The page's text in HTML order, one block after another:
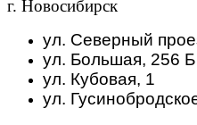
г. Новосибирск
ул. Северный
ул. Большая, 256 Б
ул. Кубовая, 1
ул.